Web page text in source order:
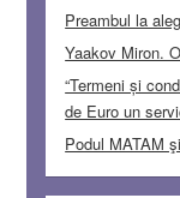
Preambul la
Yaakov Miron.
“Termeni și
de Euro un
Podul MATAM